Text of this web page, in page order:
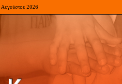
Αυγούστου 2026